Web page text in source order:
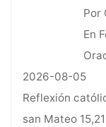
Por
En
2026-08-05
Reflexión
san Mateo